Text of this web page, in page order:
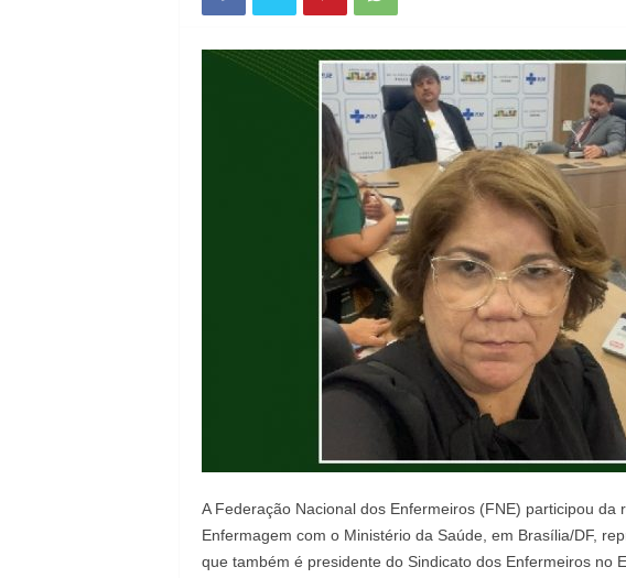
A Federação Nacional dos Enfermeiros (FNE) participou da
Enfermagem com o Ministério da Saúde, em Brasília/DF,
que também é presidente do Sindicato dos Enfermeiros no